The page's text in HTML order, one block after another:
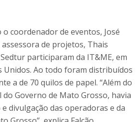
coordenador de eventos, José
de projetos, Thais
participaram da IT&ME, em
Unidos. Ao todo foram distribuídos
a de 70 quilos de papel. “Além do
Governo de Mato Grosso, havia
divulgação das operadoras e da